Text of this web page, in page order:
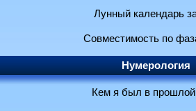
Лунный календарь
Совместимость по
Нумерология
Кем я был в